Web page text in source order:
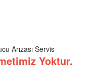
Arızası Servis
Yoktur.